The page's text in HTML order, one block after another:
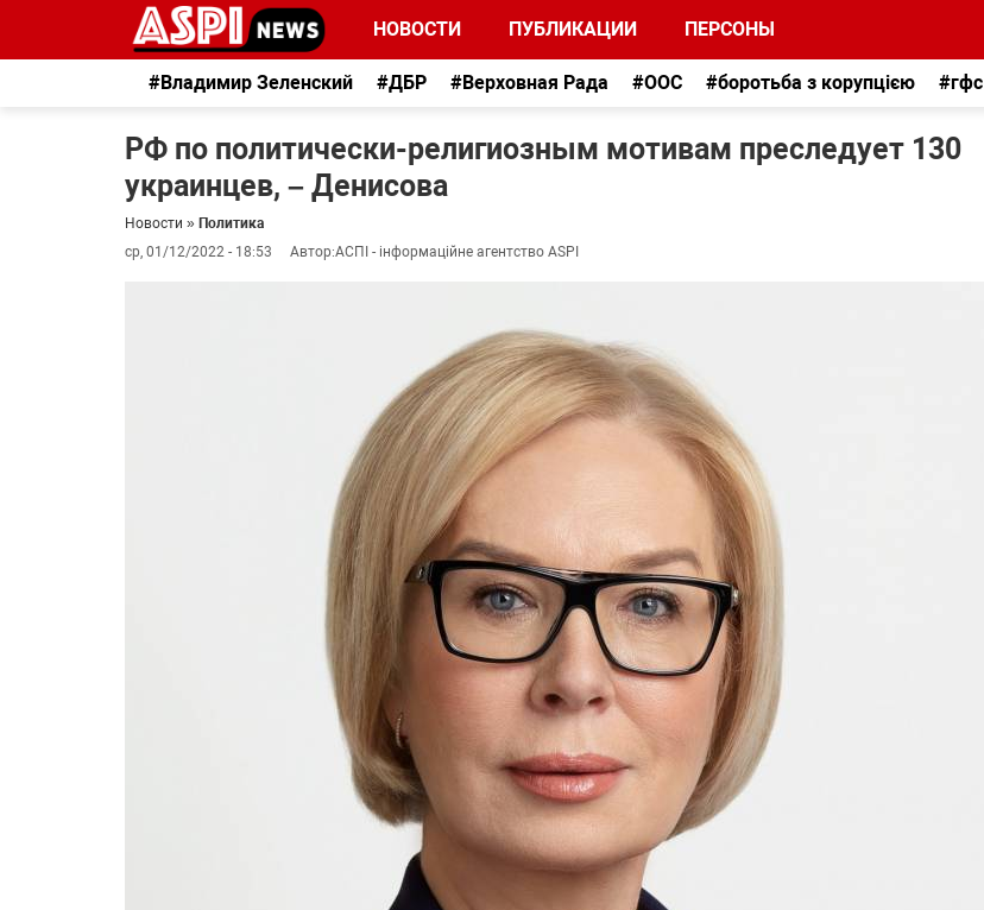
НОВОСТИ ПУБЛИКАЦИИ ПЕРСОНЫ
#Владимир Зеленский #ДБР #Верховная Рада #ООС #боротьба з корупцією #гфс
РФ по политически-религиозным мотивам преследует 130
украинцев, – Денисова
Новости » Политика
ср, 01/12/2022 - 18:53
Автор:АСПІ - інформаційне агентство ASPI